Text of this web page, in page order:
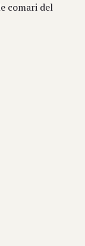
comari del